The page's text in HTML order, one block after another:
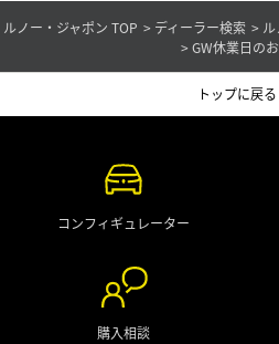
ルノー・ジャポン TOP ディーラー検索
GW休業日の
トップに戻る
コンフィギュレーター
購入相談